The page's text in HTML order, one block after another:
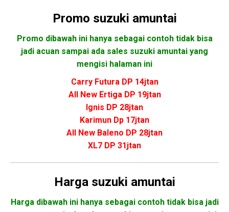
Promo suzuki amuntai
Promo dibawah ini hanya sebagai contoh tidak bisa
jadi acuan sampai ada sales suzuki amuntai yang
mengisi halaman ini
Carry Futura DP 14jtan
All New Ertiga DP 19jtan
Ignis DP 28jtan
Karimun Dp 17jtan
All New Baleno DP 28jtan
XL7 DP 31jtan
Harga suzuki amuntai
Harga dibawah ini hanya sebagai contoh tidak bisa jadi